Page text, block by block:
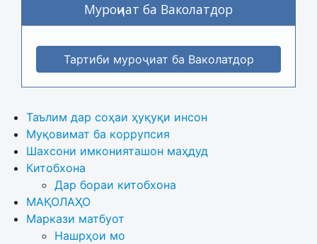
Муроҷиат ба Ваколатдор
Тартиби муроҷиат ба Ваколатдор
Таълим дар соҳаи ҳуқуқи инсон
Муқовимат ба коррупсия
Шахсони имконияташон маҳдуд
Китобхона
Дар бораи китобхона
МАҚОЛАҲО
Маркази матбуот
Нашрҳои мо